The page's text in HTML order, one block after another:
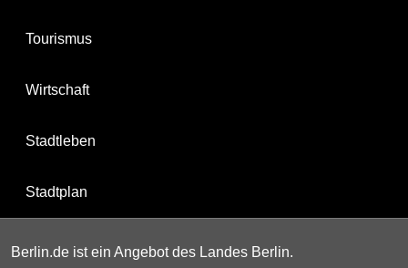
Tourismus
Wirtschaft
Stadtleben
Stadtplan
Berlin.de ist ein Angebot des Landes Berlin.